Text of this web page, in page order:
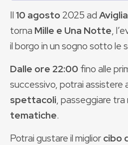
Il10 agosto2025 ad
torna Mille e Una Notte,
il borgo in un sogno sotto le
Dalle ore 22:00fino alle
successivo, potrai assistere
spettacoli, passeggiare tra
tematiche.
Potrai gustare il migliorcibo